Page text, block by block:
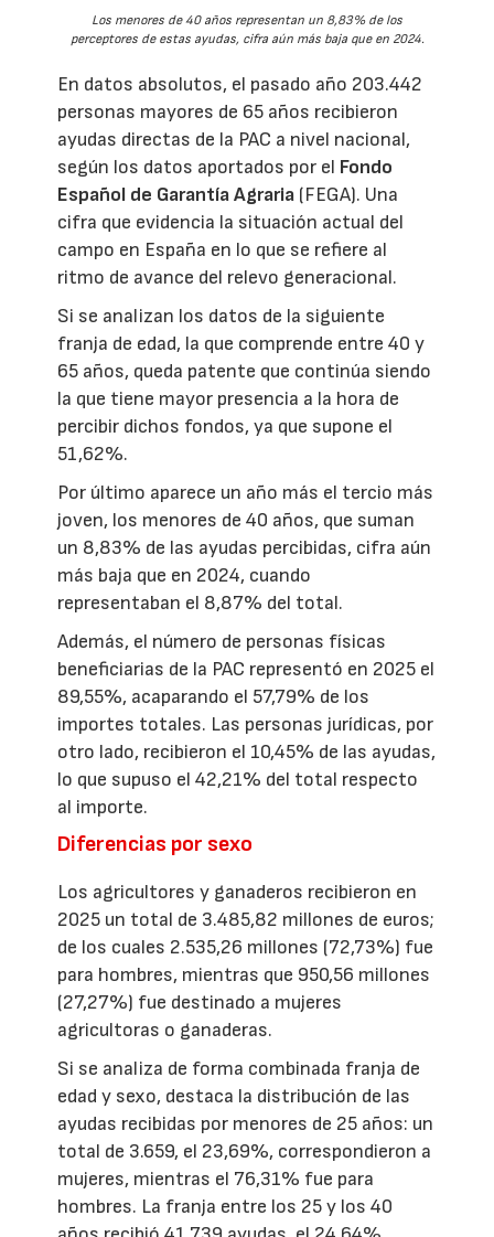
Los menores de 40 años representan un 8,83% de los
perceptores de estas ayudas, cifra aún más baja que en 2024.
En datos absolutos, el pasado año 203.442
personas mayores de 65 años recibieron
ayudas directas de la PAC a nivel nacional,
según los datos aportados por el Fondo
Español de Garantía Agraria (FEGA). Una
cifra que evidencia la situación actual del
campo en España en lo que se refiere al
ritmo de avance del relevo generacional.
Si se analizan los datos de la siguiente
franja de edad, la que comprende entre 40 y
65 años, queda patente que continúa siendo
la que tiene mayor presencia a la hora de
percibir dichos fondos, ya que supone el
51,62%.
Por último aparece un año más el tercio más
joven, los menores de 40 años, que suman
un 8,83% de las ayudas percibidas, cifra aún
más baja que en 2024, cuando
representaban el 8,87% del total.
Además, el número de personas físicas
beneficiarias de la PAC representó en 2025 el
89,55%, acaparando el 57,79% de los
importes totales. Las personas jurídicas, por
otro lado, recibieron el 10,45% de las ayudas,
lo que supuso el 42,21% del total respecto
al importe.
Diferencias por sexo
Los agricultores y ganaderos recibieron en
2025 un total de 3.485,82 millones de euros;
de los cuales 2.535,26 millones (72,73%) fue
para hombres, mientras que 950,56 millones
(27,27%) fue destinado a mujeres
agricultoras o ganaderas.
Si se analiza de forma combinada franja de
edad y sexo, destaca la distribución de las
ayudas recibidas por menores de 25 años: un
total de 3.659, el 23,69%, correspondieron a
mujeres, mientras el 76,31% fue para
hombres. La franja entre los 25 y los 40